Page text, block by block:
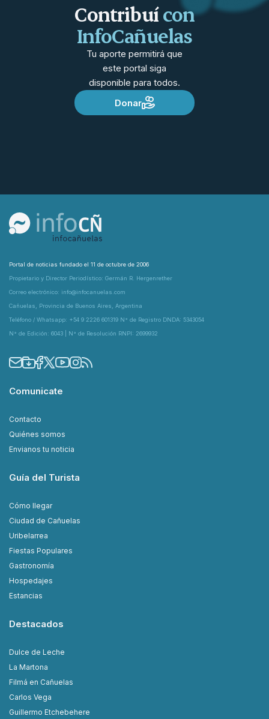
Contribuícon
InfoCañuelas
Tu aporte permitirá que
este portal siga
disponible para todos.
Donar
Portal de noticias fundado el 11 de octubre de 2006
Propietario y Director Periodístico: Germán R. Hergenrether
Correo electrónico: info@infocanuelas.com
Cañuelas, Provincia de Buenos Aires, Argentina
Teléfono / Whatsapp: +54 9 2226 601319 N° de Registro DNDA: 5343054
N° de Edición: 6043 | N° de Resolución RNPI: 2699932
Comunicate
Contacto
Quiénes somos
Envianos tu noticia
Guía del Turista
Cómo llegar
Ciudad de Cañuelas
Uribelarrea
Fiestas Populares
Gastronomía
Hospedajes
Estancias
Destacados
Dulce de Leche
La Martona
Filmá en Cañuelas
Carlos Vega
Guillermo Etchebehere